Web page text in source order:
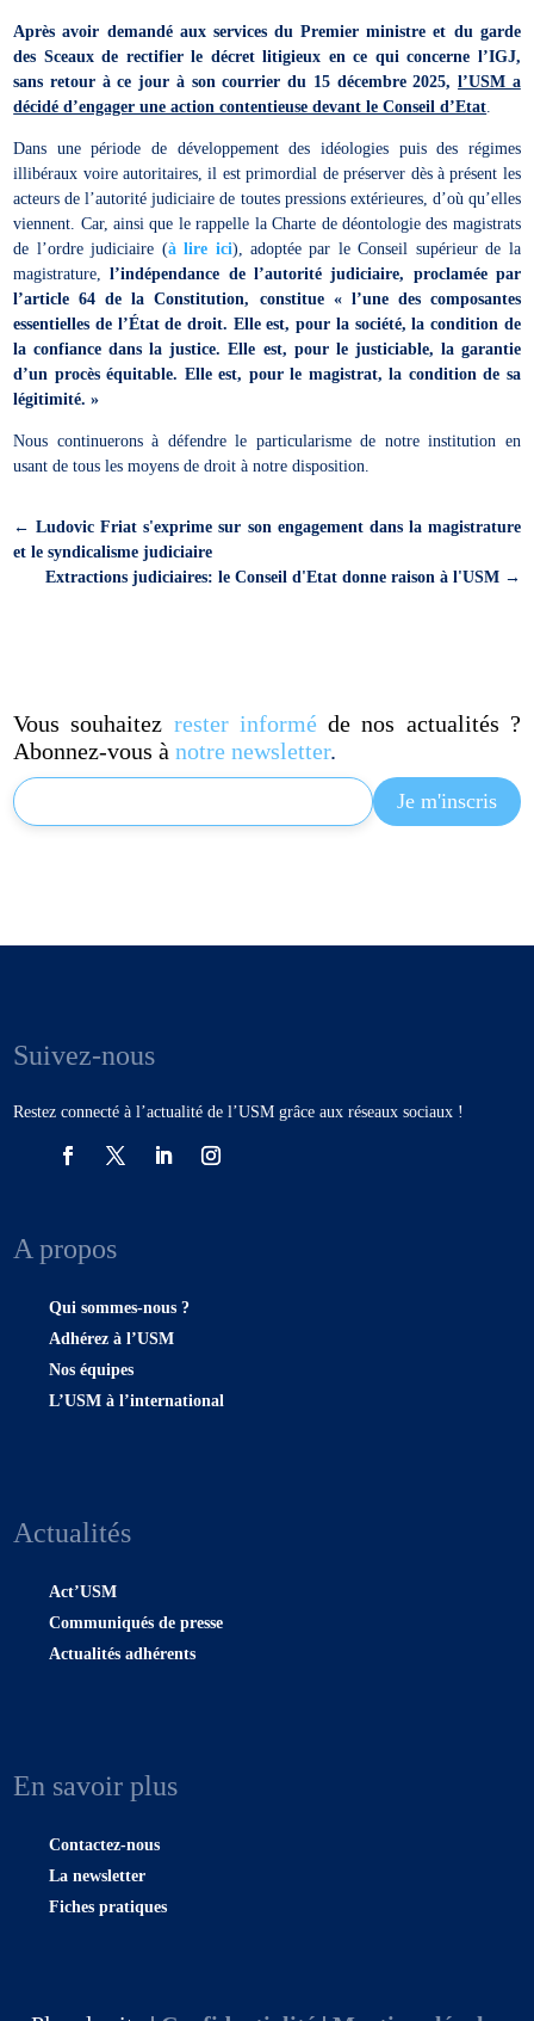
Après avoir demandé aux services du Premier ministre et du garde
des Sceaux de rectifier le décret litigieux en ce qui concerne l’IGJ,
sans retour à ce jour à son courrier du 15 décembre 2025,l’USM a
décidé d’engager une action contentieuse devant le Conseil d’Etat
Dans une période de développement des idéologies puis des régimes
illibéraux voire autoritaires, il est primordial de préserver dès à présent les
acteurs de l’autorité judiciaire de toutes pressions extérieures, d’où qu’elles
viennent. Car, ainsi que le rappelle la Charte de déontologie des magistrats
de l’ordre judiciaire (à lire ici), adoptée par le Conseil supérieur de la
magistrature,l’indépendance de l’autorité judiciaire, proclamée par
l’article 64 de la Constitution, constitue « l’une des composantes
essentielles de l’État de droit. Elle est, pour la société, la condition de
la confiance dans la justice. Elle est, pour le justiciable, la garantie
d’un procès équitable. Elle est, pour le magistrat, la condition de sa
légitimité. »
Nous continuerons à défendre le particularisme de notre institution en
usant de tous les moyens de droit à notre disposition.
←Ludovic Friat s'exprime sur son engagement dans la magistrature
et le syndicalisme judiciaire
Extractions judiciaires: le Conseil d'Etat donne raison à l'USM→
Vous souhaitez rester informéde nos actualités ?
Abonnez-vous ànotre newsletter.
Suivez-nous
Restez connecté à l’actualité de l’USM grâce aux réseaux sociaux !
A propos
Qui sommes-nous ?
Adhérez à l’USM
Nos équipes
L’USM à l’international
Actualités
Act’USM
Communiqués de presse
Actualités adhérents
En savoir plus
Contactez-nous
La newsletter
Fiches pratiques